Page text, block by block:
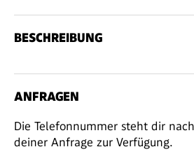
BESCHREIBUNG
ANFRAGEN
Die Telefonnummer steht dir
deiner Anfrage zur Verfügung.